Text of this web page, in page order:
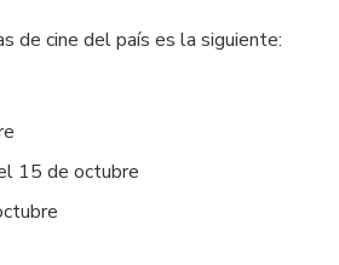
de cine del país es la siguiente:
15 de octubre